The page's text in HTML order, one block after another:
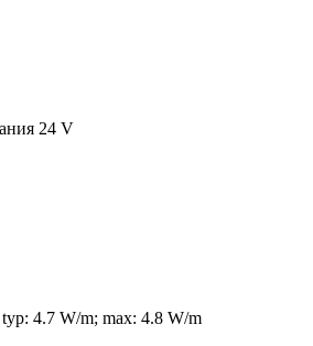
24 V
typ: 4.7 W/m; max: 4.8 W/m